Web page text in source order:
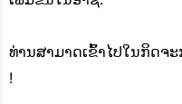
ທ່ານ​ສາ​ມາດ​ເຂົ້າ​ໄປ​ໃນ​ກິດ​ຈ
!